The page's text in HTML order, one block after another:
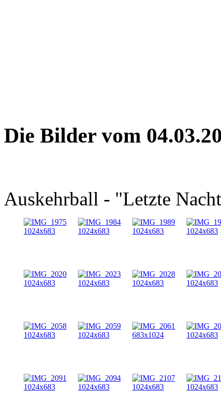
Die Bilder vom
Auskehrball - "Letzte